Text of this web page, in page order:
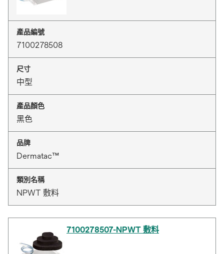
產品編號
7100278508
尺寸
中型
產品顏色
黑色
品牌
Dermatac™
類別名稱
NPWT 敷料
7100278507-NPWT 敷料